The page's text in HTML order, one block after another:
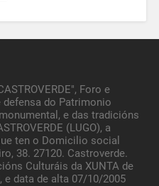
Foro e
do Patrimonio
e das tradicións
(LUGO), a
ten o Domicilio social
38. 27120. Castroverde.
Culturáis da XUNTA de
e data de alta 07/10/2005